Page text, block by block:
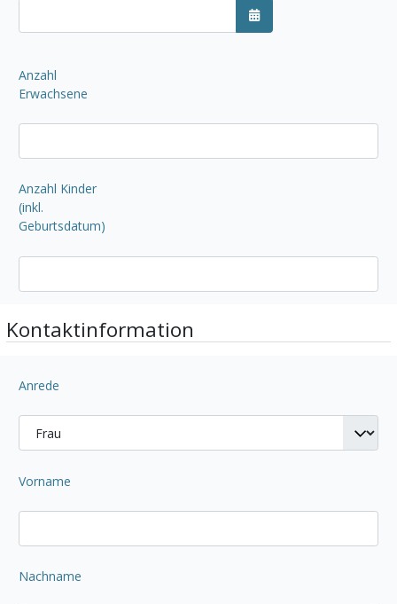
Kalender öffnen
Anzahl
Erwachsene
Anzahl Kinder
(inkl.
Geburtsdatum)
Kontaktinformation
Anrede
Vorname
Nachname